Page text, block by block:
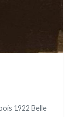
1922 Belle